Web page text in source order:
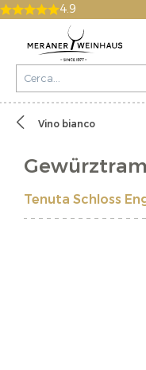
4.9
Vino bianco
Tenuta Schloss